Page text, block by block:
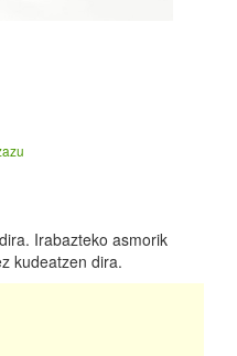
Irabazteko asmorik
kudeatzen dira.